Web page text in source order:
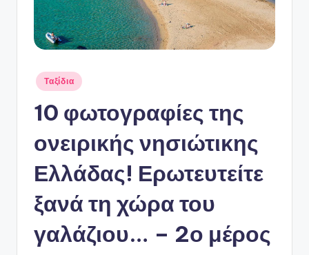
Αναρτήθηκε
σε
Ταξίδια
10 φωτογραφίες της
ονειρικής νησιώτικης
Ελλάδας! Ερωτευτείτε
ξανά τη χώρα του
γαλάζιου… – 2ο μέρος